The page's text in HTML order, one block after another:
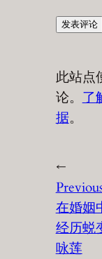
此站点
论。 了
据。
←
在婚姻
经历蜕
咏莲